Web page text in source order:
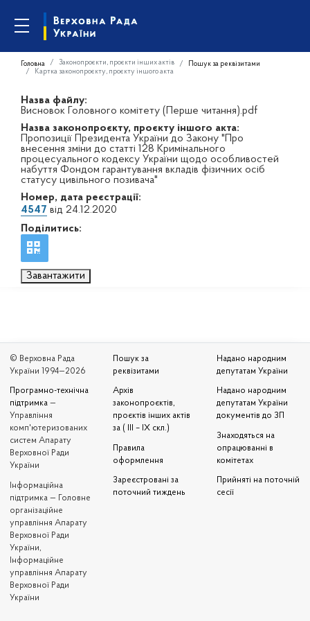
Головна Законопроєкти, проєкти інших актів
Пошук за реквізитами
Картка законопроєкту, проєкту іншого акта
Назва файлу:
Висновок Головного комітету (Перше читання).pdf
Назва законопроєкту, проєкту іншого акта:
Пропозиції Президента України до Закону "Про
внесення зміни до статті 128 Кримінального
процесуального кодексу України щодо особливостей
набуття Фондом гарантування вкладів фізичних осіб
статусу цивільного позивача"
Номер, дата реєстрації:
4547 від 24.12.2020
Поділитись:
Завантажити
© Верховна Рада
України 1994—2026
Програмно-технічна
підтримка —
Управління
комп'ютеризованих
систем Апарату
Верховної Ради
України
Iнформаційна
підтримка — Головне
організаційне
управління Апарату
Верховної Ради
України,
Інформаційне
управління Апарату
Верховної Ради
України
Пошук за
реквізитами
Архів
законопроєктів,
проєктів інших актів
за ( III – IX скл.)
Правила
оформлення
Зареєстровані за
поточний тиждень
Надано народним
депутатам України
Надано народним
депутатам України
документів до ЗП
Знаходяться на
опрацюванні в
комітетах
Прийняті на поточній
сесії